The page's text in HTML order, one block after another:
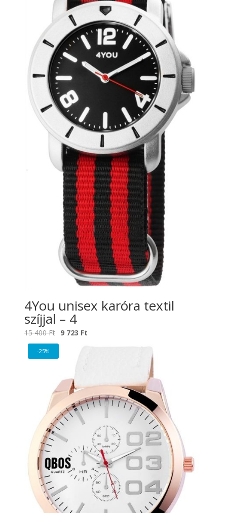
4You unisex karóra textil
szíjjal – 4
15 400Ft Original
price
was:
400 Ft.
9 723 Ft
-25%